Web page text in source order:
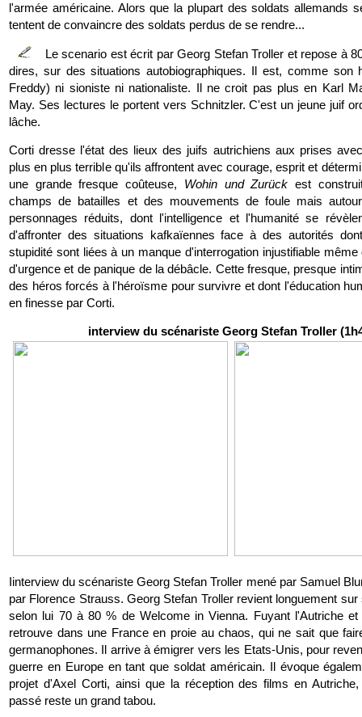
l'armée américaine. Alors que la plupart des soldats allemands
tentent de convaincre des soldats perdus de se rendre...
Le scenario est écrit par Georg Stefan Troller et repose à
dires, sur des situations autobiographiques. Il est, comme son
Freddy) ni sioniste ni nationaliste. Il ne croit pas plus en Karl
May. Ses lectures le portent vers Schnitzler. C'est un jeune juif
lâche.
Corti dresse l'état des lieux des juifs autrichiens aux prises
plus en plus terrible qu'ils affrontent avec courage, esprit et
une grande fresque coûteuse, Wohin und Zurück est
champs de batailles et des mouvements de foule mais
personnages réduits, dont l'intelligence et l'humanité se
d'affronter des situations kafkaïennes face à des autorités
stupidité sont liées à un manque d'interrogation injustifiable même
d'urgence et de panique de la débâcle. Cette fresque, presque
des héros forcés à l'héroïsme pour survivre et dont l'éducation
en finesse par Corti.
interview du scénariste Georg Stefan Troller
Iinterview du scénariste Georg Stefan Troller mené par Samuel
par Florence Strauss. Georg Stefan Troller revient longuement
selon lui 70 à 80 % de Welcome in Vienna. Fuyant l'Autriche
retrouve dans une France en proie au chaos, qui ne sait que
germanophones. Il arrive à émigrer vers les Etats-Unis, pour
guerre en Europe en tant que soldat américain. Il évoque
projet d'Axel Corti, ainsi que la réception des films en
passé reste un grand tabou.